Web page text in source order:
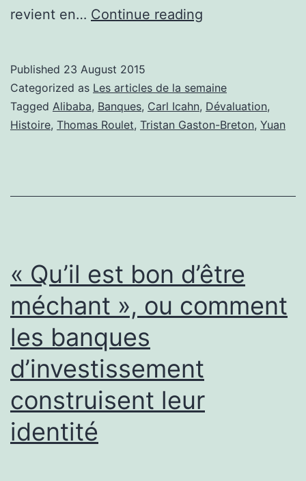
revient en… Continue reading
la
semaine
17/08
Published 23 August 2015
Categorized as Les articles de la semaine
Tagged Alibaba, Banques, Carl Icahn, Dévaluation,
Histoire, Thomas Roulet, Tristan Gaston-Breton, Yuan
« Qu’il est bon d’être
méchant », ou comment
les banques
d’investissement
construisent leur
identité